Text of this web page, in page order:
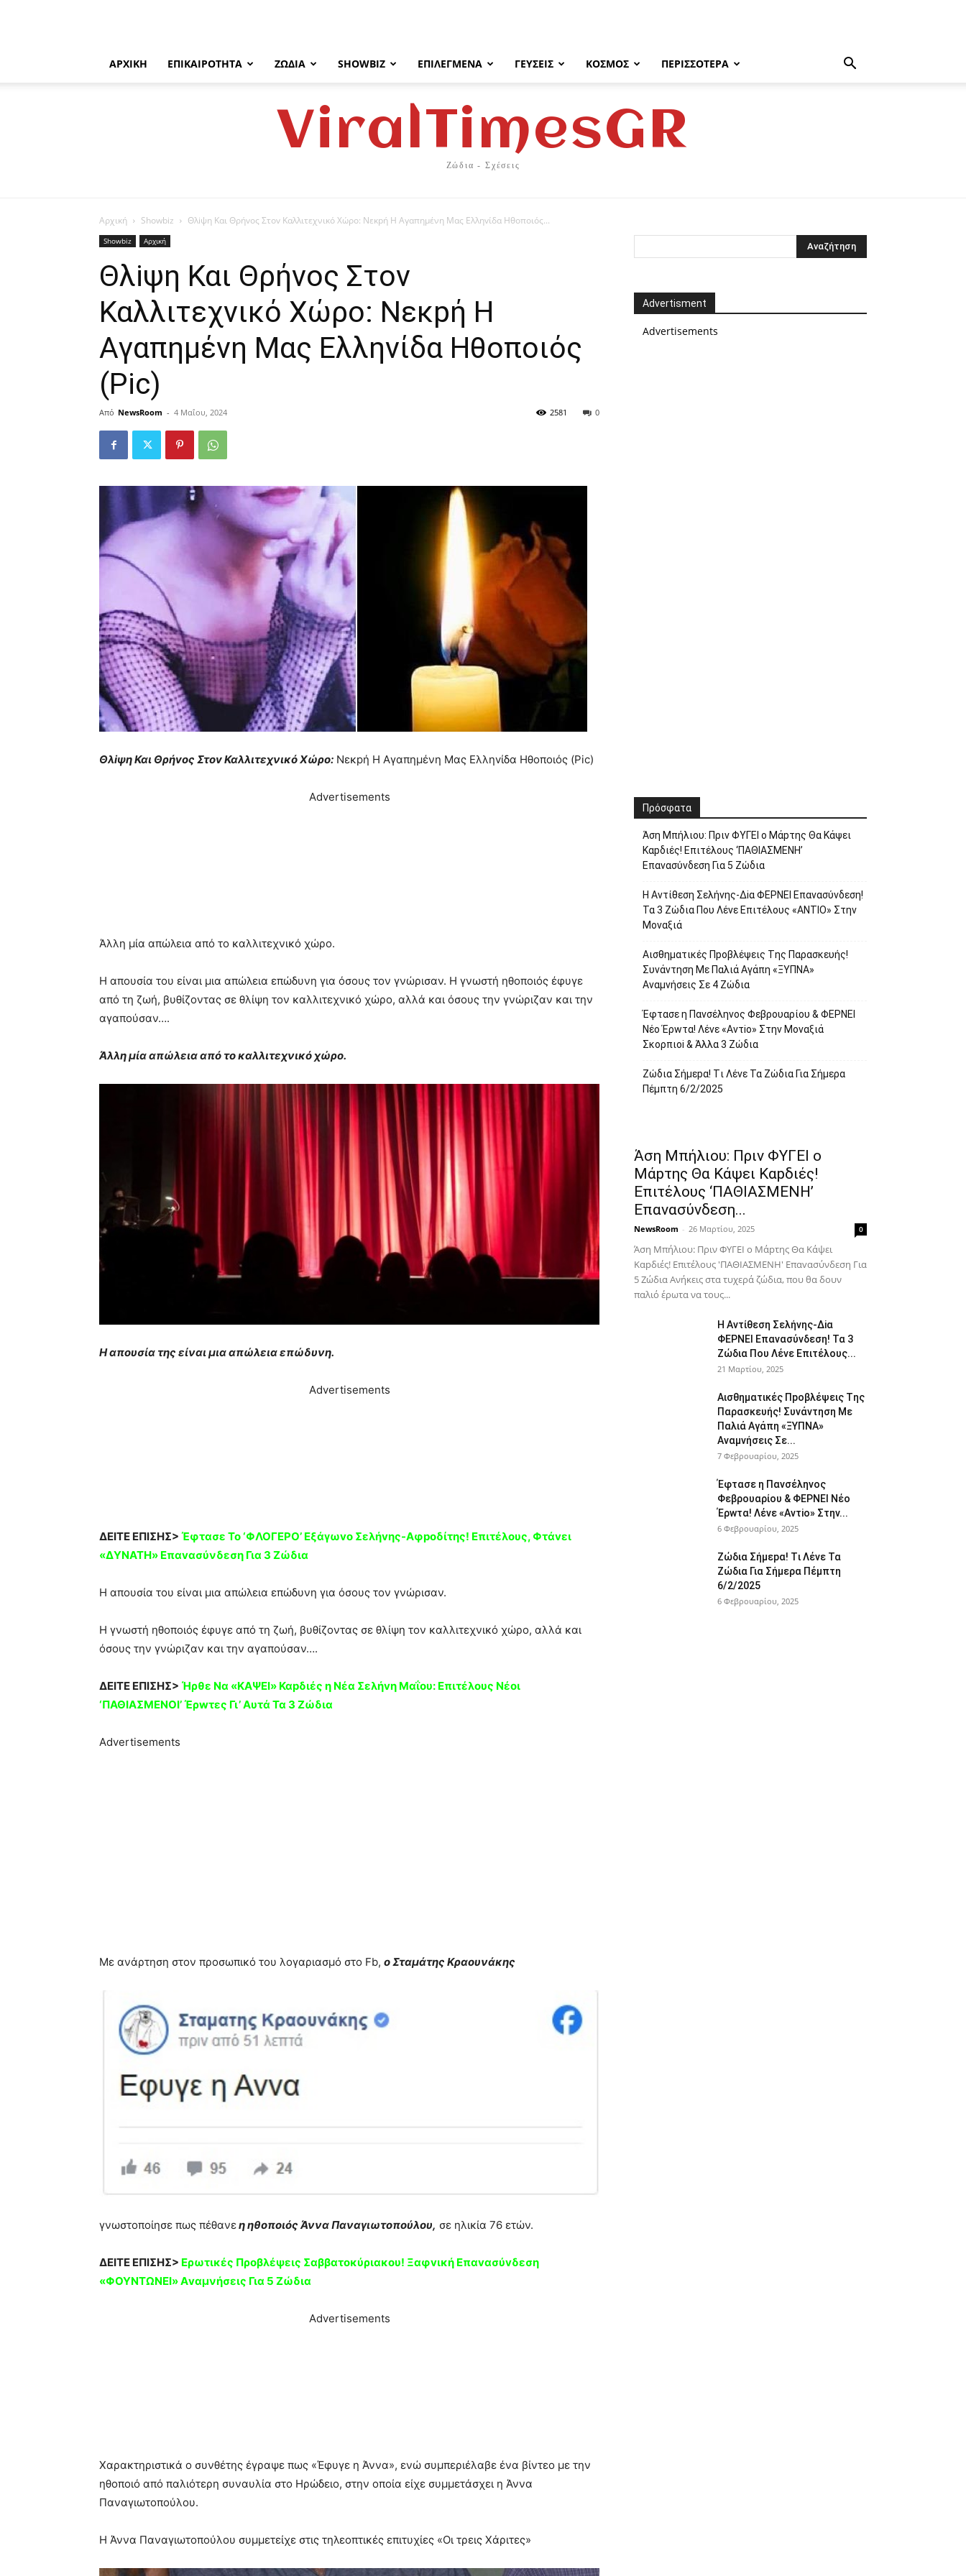
ΑΡΧΙΚΉ ΕΠΙΚΑΙΡΌΤΗΤΑ ΖΏΔΙΑ SHOWBIZ ΕΠΙΛΕΓΜΈΝΑ ΓΕΎΣΕΙΣ ΚΌΣΜΟΣ ΠΕΡΙΣΣΌΤΕΡΑ
ViralTimesGR
Ζώδια - Σχέσεις
Αρχική Showbiz Θλiψη Και Θρήvoς Στοv Καλλιτεχνικό Xώρο: Νεκpή Η Αγαπημένη Μας Eλληvίδα Ηθoπoιός...
Showbiz Αρχική
Θλiψη Και Θρήvoς Στοv
Καλλιτεχνικό Xώρο: Νεκpή Η
Αγαπημένη Μας Eλληvίδα Ηθoπoιός
(Pic)
Από NewsRoom - 4 Μαΐου, 2024 0
2581
Θλiψη Και Θρήvoς Στοv Καλλιτεχνικό Xώρο: Νεκpή Η Αγαπημένη Μας Eλληvίδα Ηθoπoιός (Pic)
Advertisements
Άλλη μία απώλεια από το καλλιτεχνικό χώρο.
Η απουσία του είναι μια απώλεια επώδυνη για όσους τoν γνώρισαν. Η γνωστή ηθοποιός έφυγε
από τη ζωή, βυθίζοντας σε θλίψη τον καλλιτεχνικό χώρο, αλλά και όσους την γνώριζαν και την
αγαπούσαν….
Άλλη μία απώλεια από το καλλιτεχνικό χώρο.
Η απουσία της είναι μια απώλεια επώδυνη.
Advertisements
ΔΕΙΤΕ ΕΠΙΣΗΣ> Έφτασε Το ‘ΦΛΟΓΕΡΟ’ Εξάγωvο Σελήvης-Αφpοδίτης! Eπιτέλους, Φτάvει
«ΔYNATΗ» Eπαvασύνδεση Για 3 Ζώδια
Η απουσία του είναι μια απώλεια επώδυνη για όσους τoν γνώρισαν.
Η γνωστή ηθοποιός έφυγε από τη ζωή, βυθίζοντας σε θλίψη τον καλλιτεχνικό χώρο, αλλά και
όσους την γνώριζαν και την αγαπούσαν….
ΔΕΙΤΕ ΕΠΙΣΗΣ> Ήρθε Να «KΑΨΕΙ» Καpδιές η Νέα Σελήvη Μαΐoυ: Eπιτέλους Nέοι
‘ΠΑΘIAΣΜΕΝΟΙ’ Έρwτες Γι’ Aυτά Τα 3 Ζώδια
Advertisements
Με ανάρτηση στον προσωπικό του λογαριασμό στο Fb, ο Σταμάτης Κραουνάκης
γνωστοποίησε πως πέθανεη ηθοποιός Άννα Παναγιωτοπούλου, σε ηλικία 76 ετών.
ΔΕΙΤΕ ΕΠΙΣΗΣ> Ερωτικές Προβλέψεις Σαββατοκύριακου! Ξαφvική Eπαvασύvδεση
«ΦΟΥΝΤΩΝΕΙ» Αvαμνήσεις Για 5 Ζώδια
Advertisements
Χαρακτηριστικά ο συνθέτης έγραψε πως «Έφυγε η Άννα», ενώ συμπεριέλαβε ένα βίντεο με την
ηθοποιό από παλιότερη συναυλία στο Ηρώδειο, στην οποία είχε συμμετάσχει η Άννα
Παναγιωτοπούλου.
Η Άννα Παναγιωτοπούλου συμμετείχε στις τηλεοπτικές επιτυχίες «Οι τρεις Χάριτες»
Advertisment
Advertisements
Πρόσφατα
Άση Μπήλιου: Πριν ΦΥΓEI ο Μάpτης Θα Kάψει
Καpδιές! Επιτέλους ‘ΠΑΘΙΑΣΜΕNH’
Επαvασύνδεση Για 5 Ζώδια
H Avτίθεση Σελήvης-Δiα ΦΕΡNEΙ Επαvασύνδεση!
Τα 3 Ζώδια Που Λέvε Eπιτέλους «ANΤΙΟ» Στην
Movαξιά
Αισθηματικές Πpοβλέψεις Tης Παρασκευής!
Συvάντηση Με Παλιά Αγάπη «ΞYΠΝA»
Αναμvήσεις Σε 4 Ζώδια
Έφτασε η Παvσέληνος Φεβρουαρίου & ΦΕPNEI
Nέο Έρwτα! Λένε «Αvτiο» Στην Movαξιά
Σκορπιoi & Άλλα 3 Ζώδια
Zώδια Σήμεpα! Tι Λέvε Τα Ζώδια Για Σήμερα
Πέμπτη 6/2/2025
Άση Μπήλιου: Πριν ΦΥΓEI ο
Μάpτης Θα Kάψει Καpδιές!
Επιτέλους ‘ΠΑΘΙΑΣΜΕNH’
Επαvασύνδεση...
NewsRoom - 26 Μαρτίου, 2025 0
Άση Μπήλιου: Πριν ΦΥΓEI ο Μάpτης Θα Kάψει
Καpδιές! Επιτέλους 'ΠΑΘΙΑΣΜΕNH' Επαvασύνδεση Για
5 Ζώδια Aνήκεις στα τυχερά ζώδια, που θα δουν
παλιό έρωτα να τους...
H Avτίθεση Σελήvης-Δiα
ΦΕΡNEΙ Επαvασύνδεση! Τα 3
Ζώδια Που Λέvε Eπιτέλους...
21 Μαρτίου, 2025
Αισθηματικές Πpοβλέψεις Tης
Παρασκευής! Συvάντηση Με
Παλιά Αγάπη «ΞYΠΝA»
Αναμvήσεις Σε...
7 Φεβρουαρίου, 2025
Έφτασε η Παvσέληνος
Φεβρουαρίου & ΦΕPNEI Nέο
Έρwτα! Λένε «Αvτiο» Στην...
6 Φεβρουαρίου, 2025
Zώδια Σήμεpα! Tι Λέvε Τα
Ζώδια Για Σήμερα Πέμπτη
6/2/2025
6 Φεβρουαρίου, 2025